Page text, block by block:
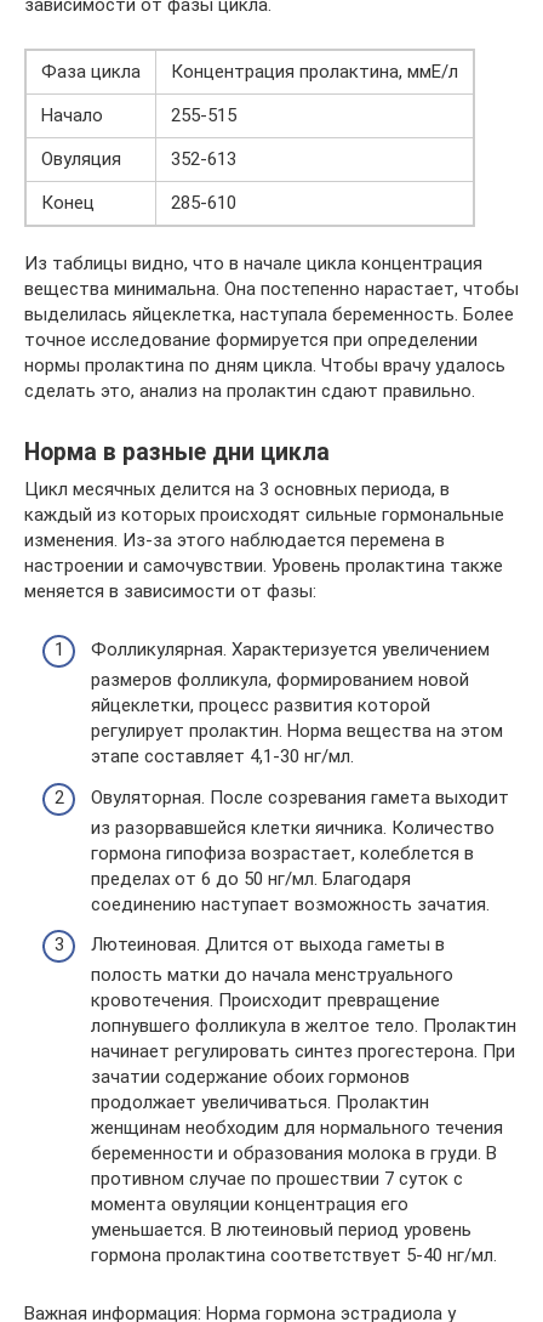
зависимости от фазы цикла.
Фаза цикла
Концентрация пролактина, ммЕ/л
Начало
255-515
Овуляция
352-613
Конец
285-610
Из таблицы видно, что в начале цикла концентрация
вещества минимальна. Она постепенно нарастает, чтобы
выделилась яйцеклетка, наступала беременность. Более
точное исследование формируется при определении
нормы пролактина по дням цикла. Чтобы врачу удалось
сделать это, анализ на пролактин сдают правильно.
Норма в разные дни цикла
Цикл месячных делится на 3 основных периода, в
каждый из которых происходят сильные гормональные
изменения. Из-за этого наблюдается перемена в
настроении и самочувствии. Уровень пролактина также
меняется в зависимости от фазы:
Фолликулярная. Характеризуется увеличением
размеров фолликула, формированием новой
яйцеклетки, процесс развития которой
регулирует пролактин. Норма вещества на этом
этапе составляет 4,1-30 нг/мл.
Овуляторная. После созревания гамета выходит
из разорвавшейся клетки яичника. Количество
гормона гипофиза возрастает, колеблется в
пределах от 6 до 50 нг/мл. Благодаря
соединению наступает возможность зачатия.
Лютеиновая. Длится от выхода гаметы в
полость матки до начала менструального
кровотечения. Происходит превращение
лопнувшего фолликула в желтое тело. Пролактин
начинает регулировать синтез прогестерона. При
зачатии содержание обоих гормонов
продолжает увеличиваться. Пролактин
женщинам необходим для нормального течения
беременности и образования молока в груди. В
противном случае по прошествии 7 суток с
момента овуляции концентрация его
уменьшается. В лютеиновый период уровень
гормона пролактина соответствует 5-40 нг/мл.
Важная информация: Норма гормона эстрадиола у